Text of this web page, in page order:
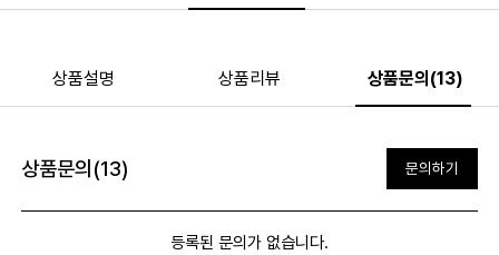
상품설명 상품리뷰 상품문의(13)
상품문의(13) 문의하기
등록된 문의가 없습니다.